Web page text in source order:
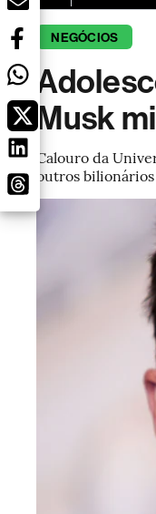
NEGÓCIOS
Musk
Calouro da
outros bilionários